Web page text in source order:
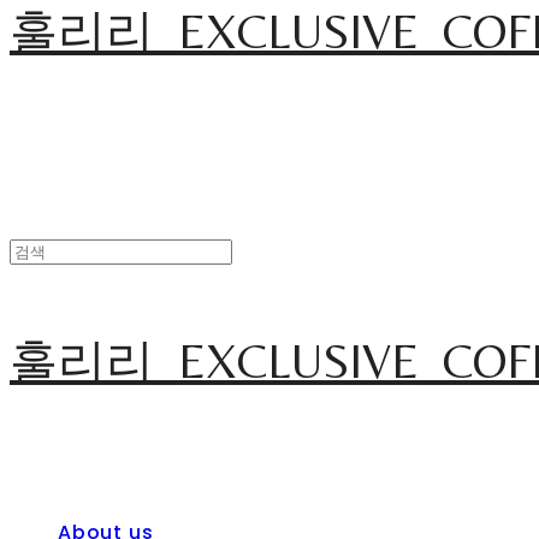
훌리리
훌리리
About us